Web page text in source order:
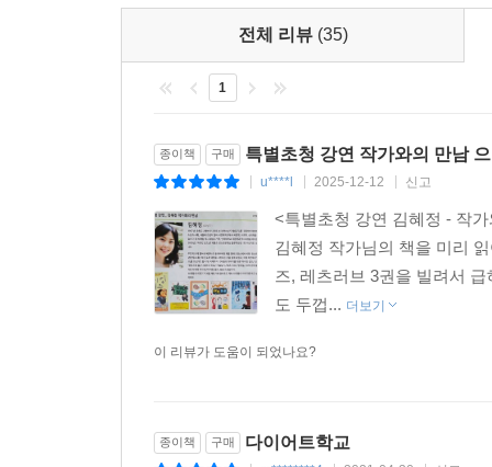
전체 리뷰 (35)
1
종이책 구매 특별초청 강연 작가와의 만남
u****l 2025-12-12 신고
<특별초청 강연 김혜정 - 작
김혜정 작가님의 책을 미리
즈, 레츠러브 3권을 빌려서
도 두껍... 더보기
이 리뷰가 도움이 되었나요?
종이책 구매 다이어트학교